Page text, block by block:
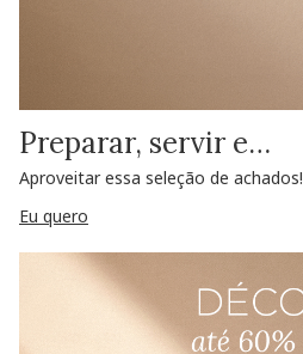
Preparar, servir e…
Aproveitar essa seleção de achados!
Eu quero